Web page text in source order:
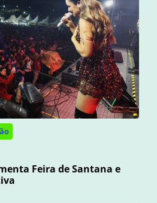
Feira de Santana e